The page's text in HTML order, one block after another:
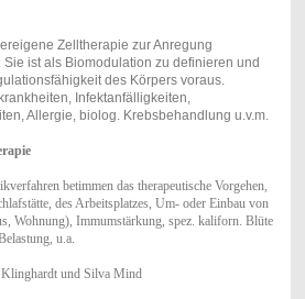
Zelltherapie zur Anregung
ist als Biomodulation zu definieren und
des Körpers voraus.
Infektanfälligkeiten,
Allergie, biolog. Krebsbehandlung u.v.m.
betimmen das therapeutische Vorgehen,
des Arbeitsplatzes, Um- oder Einbau von
Wohnung), Immumstärkung, spez. kaliforn. Blüte
u.a.
Klinghardt und Silva Mind